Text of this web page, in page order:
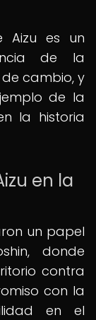
Aizu es un
de la
cambio, y
de la
la historia
en la
un papel
donde
contra
con la
en el